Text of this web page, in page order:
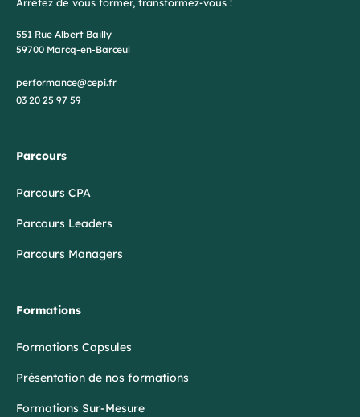
551 Rue Albert Bailly
59700 Marcq-en-Barœul
performance@cepi.fr
03 20 25 97 59
Parcours
Parcours CPA
Parcours Leaders
Parcours Managers
Formations
Formations Capsules
Présentation de nos formations
Formations Sur-Mesure